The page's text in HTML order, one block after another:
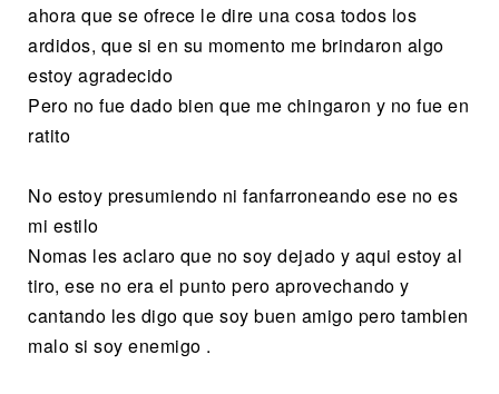
ahora que se ofrece le dire una cosa todos los
ardidos, que si en su momento me brindaron algo
estoy agradecido
Pero no fue dado bien que me chingaron y no fue en
ratito
No estoy presumiendo ni fanfarroneando ese no es
mi estilo
Nomas les aclaro que no soy dejado y aqui estoy al
tiro, ese no era el punto pero aprovechando y
cantando les digo que soy buen amigo pero tambien
malo si soy enemigo .